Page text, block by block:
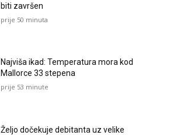
biti završen
prije 50 minuta
Najviša ikad: Temperatura mora kod
Mallorce 33 stepena
prije 53 minute
Željo dočekuje debitanta uz velike